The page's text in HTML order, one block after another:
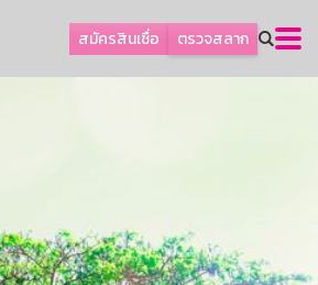
สมัครสินเชื่อ ตรวจสลาก
ยย่อย